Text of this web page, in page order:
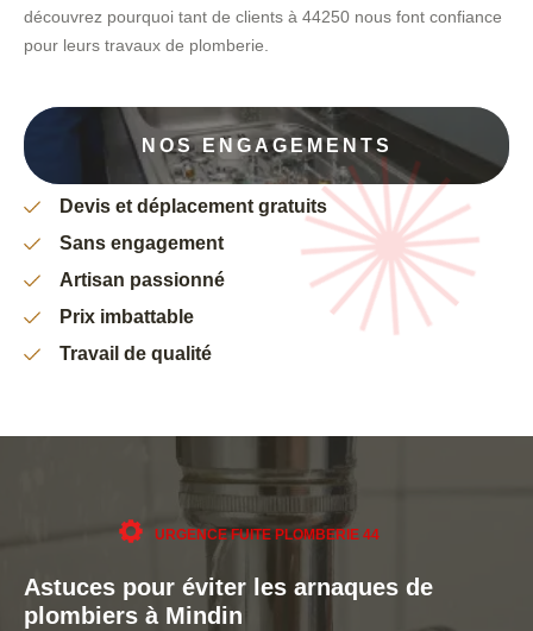
découvrez pourquoi tant de clients à 44250 nous font confiance
pour leurs travaux de plomberie.
NOS ENGAGEMENTS
Devis et déplacement gratuits
Sans engagement
Artisan passionné
Prix imbattable
Travail de qualité
URGENCE FUITE PLOMBERIE 44
Astuces pour éviter les arnaques de
plombiers à Mindin